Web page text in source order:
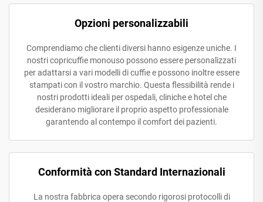
Opzioni personalizzabili
Comprendiamo che clienti diversi hanno esigenze uniche. I
nostri copricuffie monouso possono essere personalizzati
per adattarsi a vari modelli di cuffie e possono inoltre essere
stampati con il vostro marchio. Questa flessibilità rende i
nostri prodotti ideali per ospedali, cliniche e hotel che
desiderano migliorare il proprio aspetto professionale
garantendo al contempo il comfort dei pazienti.
Conformità con Standard Internazionali
La nostra fabbrica opera secondo rigorosi protocolli di